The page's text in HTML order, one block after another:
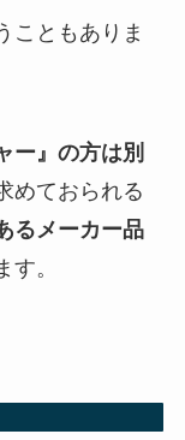
こともありま
ー』の方は別
めておられる
るメーカー品
す。